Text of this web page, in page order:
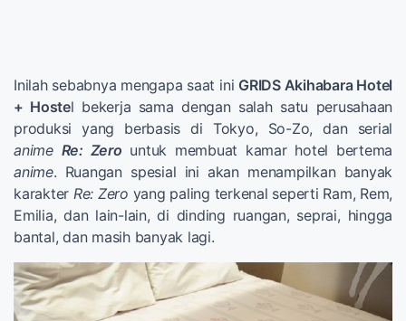
Inilah sebabnya mengapa saat ini GRIDS Akihabara Hotel
+ Hostel bekerja sama dengan salah satu perusahaan
produksi yang berbasis di Tokyo, So-Zo, dan serial
anime Re: Zero untuk membuat kamar hotel bertema
anime. Ruangan spesial ini akan menampilkan banyak
karakter Re: Zero yang paling terkenal seperti Ram, Rem,
Emilia, dan lain-lain, di dinding ruangan, seprai, hingga
bantal, dan masih banyak lagi.